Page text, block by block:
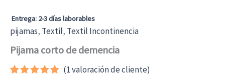
Entrega: 2-3 días laborables
pijamas, Textil, Textil Incontinencia
Pijama corto de demencia
(1valoración de cliente)